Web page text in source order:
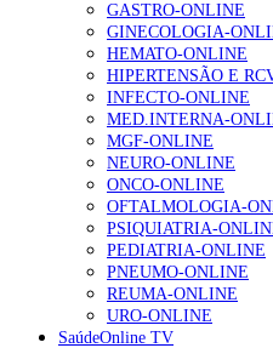
“Os programas de
88 visualizações
Quase quatro em cada
86 visualizações
Trodelvy aprovado
61 visualizações
GASTRO-ONLINE
GINECOLOGIA-
HEMATO-ONLINE
HIPERTENSÃO E
INFECTO-ONLINE
MED.INTERNA-
MGF-ONLINE
NEURO-ONLINE
ONCO-ONLINE
OFTALMOLOGIA-
PSIQUIATRIA-
PEDIATRIA-ONLINE
PNEUMO-ONLINE
REUMA-ONLINE
URO-ONLINE
SaúdeOnline TV